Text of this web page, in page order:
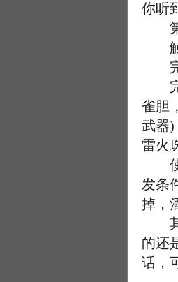
你听
第
触
完
完
雀胆
武器)
雷火
使
发条
掉，
其
的还
话，